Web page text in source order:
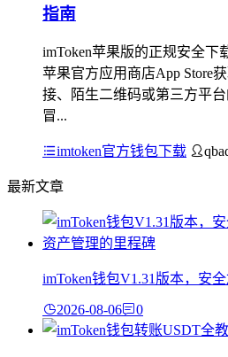
指南
imToken苹果版的正规安全下
苹果官方应用商店App Store
接、陌生二维码或第三方平
冒...
imtoken官方钱包下载
最新文章
imToken钱包V1.31版本，安
2026-08-06 0